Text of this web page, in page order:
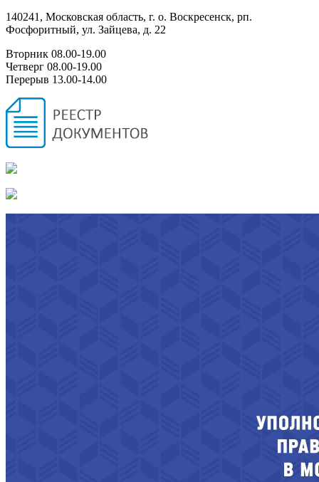
140241, Московская область, г. о. Воскресенск, рп.
Фосфоритный, ул. Зайцева, д. 22
Вторник 08.00-19.00
Четверг 08.00-19.00
Перерыв 13.00-14.00